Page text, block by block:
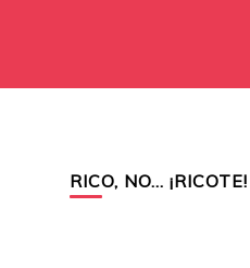
RICO, NO… ¡RICOTE!